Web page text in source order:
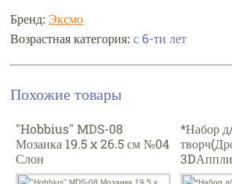
Бренд: Эксмо
Возрастная категория:с 6-ти лет
Похожие товары
"Hobbius" MDS-08
Мозаика 19.5 x 26.5 см №04
Слон
*Набор